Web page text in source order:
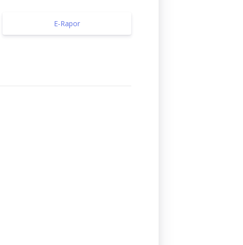
E-Rapor